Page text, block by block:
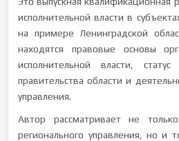
исполнительной власти в
на примере Ленинградской
находятся правовые основы
исполнительной власти, статус
правительства области и
управления.
Автор рассматривает не
регионального управления, но и